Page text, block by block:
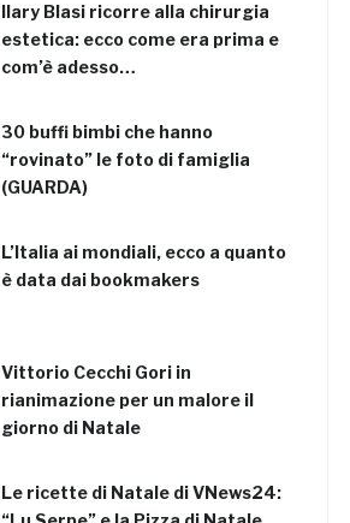
Ilary Blasi ricorre alla chirurgia
estetica: ecco come era prima e
com’è adesso…
30 buffi bimbi che hanno
“rovinato” le foto di famiglia
(GUARDA)
L’Italia ai mondiali, ecco a quanto
è data dai bookmakers
Vittorio Cecchi Gori in
rianimazione per un malore il
giorno di Natale
Le ricette di Natale di VNews24: